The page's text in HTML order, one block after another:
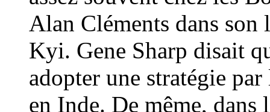
Alan Cléments dans
Kyi. Gene Sharp disait
adopter une stratégie
en Inde. De même, dans